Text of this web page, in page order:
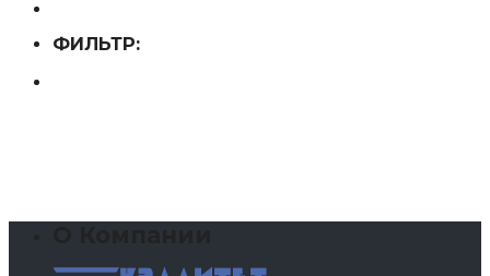
ФИЛЬТР: